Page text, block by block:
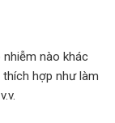
nhiễm nào khác
hợp như làm